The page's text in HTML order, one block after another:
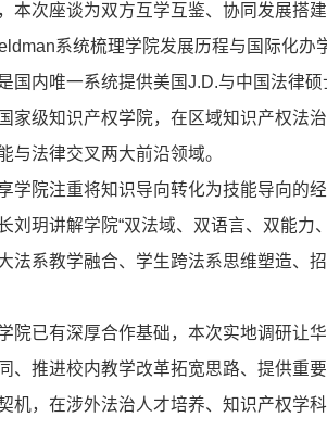
本次座谈为双方互学互鉴、协同发展搭建
系统梳理学院发展历程与国际化
国内唯一系统提供美国J.D.与中国法律
家级知识产权学院，在区域知识产权法
与法律交叉两大前沿领域。
学院注重将知识导向转化为技能导向的
玥讲解学院“双法域、双语言、双能力
法系教学融合、学生跨法系思维塑造、
院已有深厚合作基础，本次实地调研让
、推进校内教学改革拓宽思路、提供重要
机，在涉外法治人才培养、知识产权学